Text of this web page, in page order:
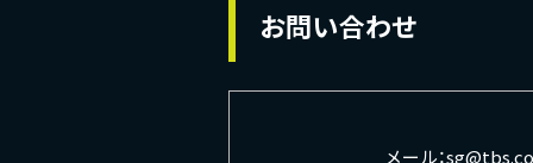
お問い合わせ
メール：